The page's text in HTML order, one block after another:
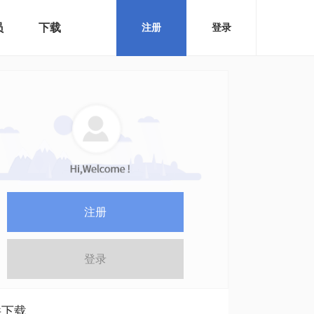
下载 注册 登录
注册
登录
载